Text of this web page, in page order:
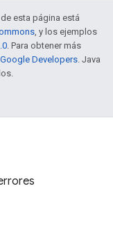
esta página está
, y los ejemplos
. Para obtener más
Developers. Java